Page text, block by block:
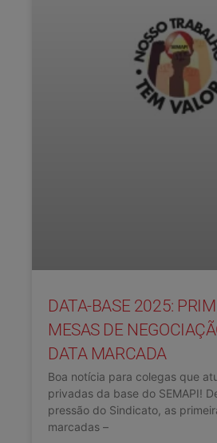
DATA-BASE 2025:
MESAS DE
DATA MARCADA
Boa notícia para colegas que
privadas da base do SEMAPI!
pressão do Sindicato, as
marcadas –